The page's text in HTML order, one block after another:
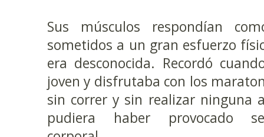
Sus músculos respondían
sometidos a un gran esfuerzo
era desconocida. Recordó
joven y disfrutaba con los
sin correr y sin realizar ninguna
pudiera haber provocado